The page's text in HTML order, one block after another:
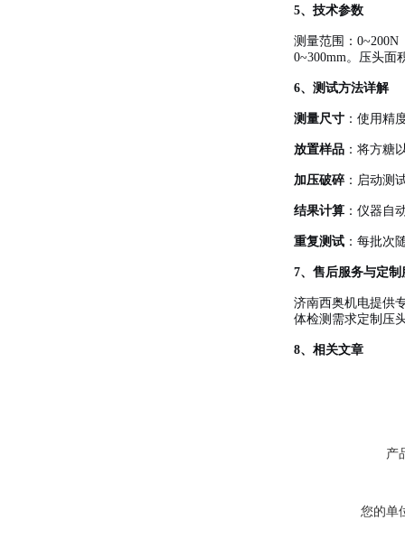
5、技术参数
测量范围：0~200N
0~300mm。压头面
6、测试方法详解
测量尺寸 ：使用精
放置样品 ：将方糖
加压破碎 ：启动测
结果计算 ：仪器自
重复测试 ：每批次
7、售后服务与定制
济南西奥机电提供
体检测需求定制压
8、相关文章
产
您的单